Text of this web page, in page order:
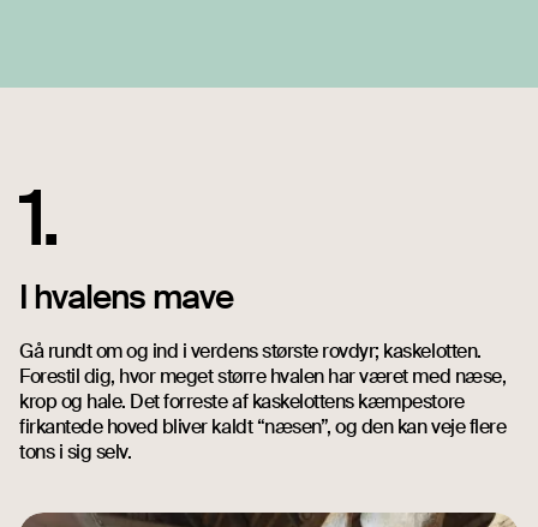
1.
I hvalens mave
Gå rundt om og ind i verdens største rovdyr; kaskelotten.
Forestil dig, hvor meget større hvalen har været med næse,
krop og hale. Det forreste af kaskelottens kæmpestore
firkantede hoved bliver kaldt “næsen”, og den kan veje flere
tons i sig selv.